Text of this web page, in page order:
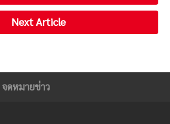
Next Article
จดหมายข่าว